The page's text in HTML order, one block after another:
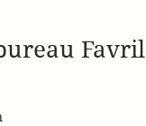
Favril